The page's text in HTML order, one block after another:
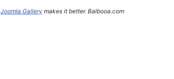
Joomla Gallery makes it better. Balbooa.com